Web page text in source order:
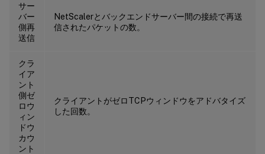
サー
バー
側再
送信
NetScalerとバックエンドサーバー間の接続で再送
信されたパケットの数。
クラ
イア
ント
側ゼ
ロウ
ィン
ドウ
カウ
ント
クライアントがゼロTCPウィンドウをアドバタイズ
した回数。